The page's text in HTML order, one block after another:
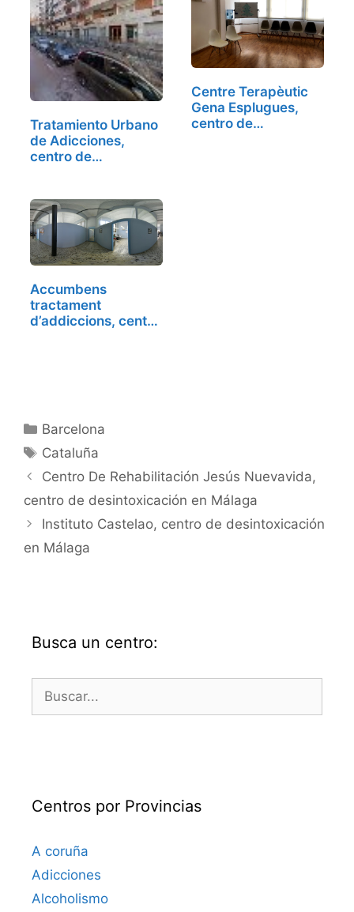
Tratamiento Urbano
de Adicciones,
centro de…
Centre Terapèutic
Gena Esplugues,
centro de…
Accumbens
tractament
d’addiccions, centro
Categorías
Barcelona
Etiquetas
Cataluña
Centro De Rehabilitación Jesús Nuevavida,
centro de desintoxicación en Málaga
Instituto Castelao, centro de desintoxicación
en Málaga
Busca un centro:
Buscar:
Centros por Provincias
A coruña
Adicciones
Alcoholismo